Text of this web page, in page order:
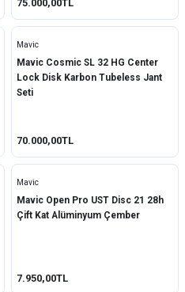
75.000,00TL
Mavic
Mavic Cosmic SL 32 HG Center
Lock Disk Karbon Tubeless Jant
Seti
70.000,00TL
Mavic
Mavic Open Pro UST Disc 21 28h
Çift Kat Alüminyum Çember
7.950,00TL